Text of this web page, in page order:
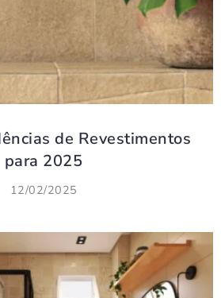
de Revestimentos
para 2025
12/02/2025